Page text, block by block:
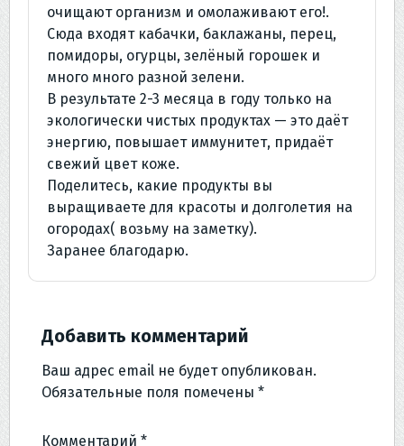
очищают организм и омолаживают его!.
Сюда входят кабачки, баклажаны, перец,
помидоры, огурцы, зелёный горошек и
много много разной зелени.
В результате 2-3 месяца в году только на
экологически чистых продуктах — это даёт
энергию, повышает иммунитет, придаёт
свежий цвет коже.
Поделитесь, какие продукты вы
выращиваете для красоты и долголетия на
огородах( возьму на заметку).
Заранее благодарю.
Добавить комментарий
Ваш адрес email не будет опубликован.
Обязательные поля помечены *
Комментарий *